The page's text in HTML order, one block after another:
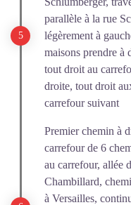
parallèle à la rue
légèrement à
maisons prendre à
tout droit au
droite, tout droit
carrefour suivant
Premier chemin à
carrefour de 6
au carrefour, allée
Chambillard,
à Versailles,